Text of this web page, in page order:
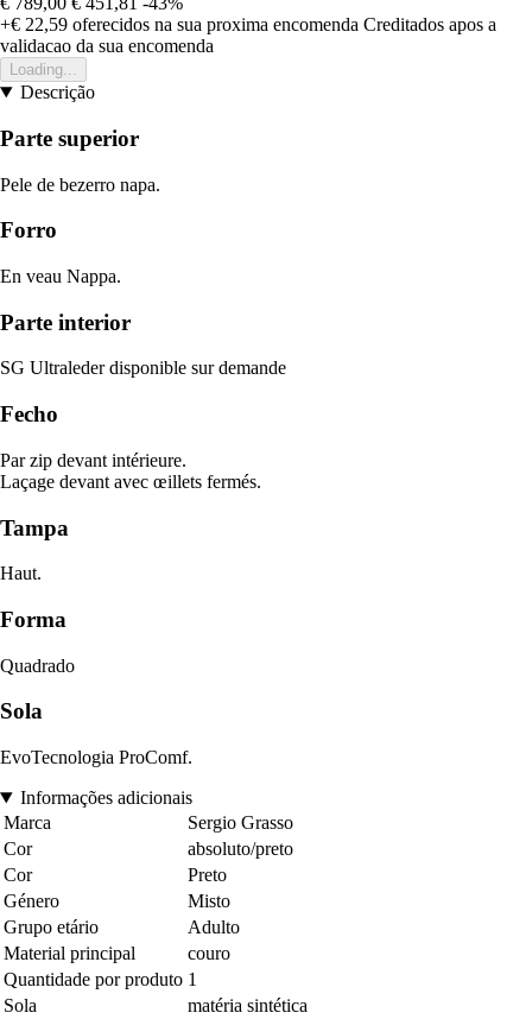
+€ 22,59 oferecidos na sua proxima encomenda Creditados apos a
validacao da sua encomenda
Loading...
Descrição
Parte superior
Pele de bezerro napa.
Forro
En veau Nappa.
Parte interior
SG Ultraleder disponible sur demande
Fecho
Par zip devant intérieure.
Laçage devant avec œillets fermés.
Tampa
Haut.
Forma
Quadrado
Sola
EvoTecnologia ProComf.
Informações adicionais
Marca
Sergio Grasso
Cor
absoluto/preto
Cor
Preto
Género
Misto
Grupo etário
Adulto
Material principal
couro
Quantidade por produto 1
Sola
matéria sintética